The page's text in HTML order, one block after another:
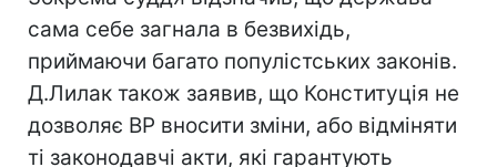
сама себе загнала в безвихідь,
приймаючи багато популістських законів.
Д.Лилак також заявив, що Конституція не
дозволяє ВР вносити зміни, або відміняти
ті законодавчі акти, які гарантують